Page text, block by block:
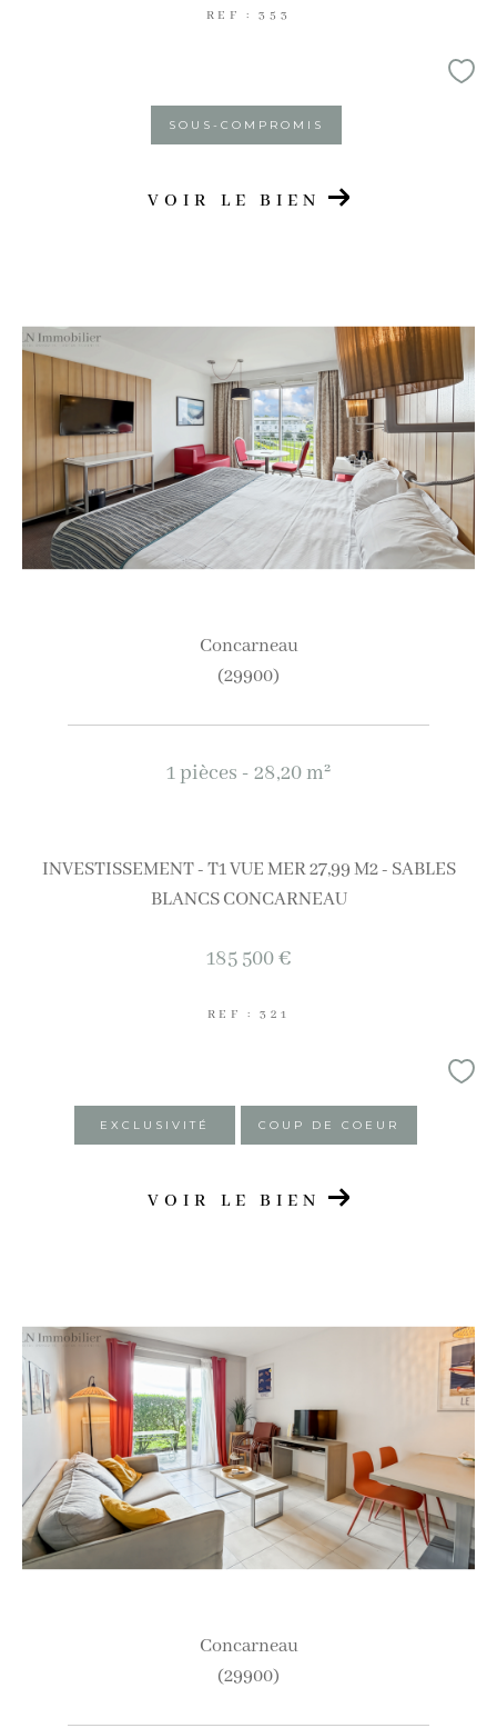
REF : 353
SOUS-COMPROMIS
VOIR LE BIEN
concarneau
(29900)
1 pièces - 28,20 m²
INVESTISSEMENT - T1 VUE MER 27,99 M2 - SABLES
BLANCS CONCARNEAU
185 500 €
REF : 321
EXCLUSIVITÉ COUP DE COEUR
VOIR LE BIEN
concarneau
(29900)